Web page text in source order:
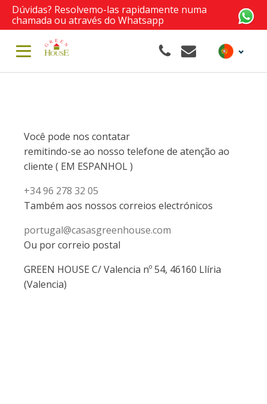
Dúvidas? Resolvemo-las rapidamente numa
chamada ou através do Whatsapp
Você pode nos contatar
remitindo-se ao nosso telefone de atenção ao
cliente ( EM ESPANHOL )
+34 96 278 32 05
Também aos nossos correios electrónicos
portugal@casasgreenhouse.com
Ou por correio postal
GREEN HOUSE C/ Valencia nº 54, 46160 Llíria
(Valencia)